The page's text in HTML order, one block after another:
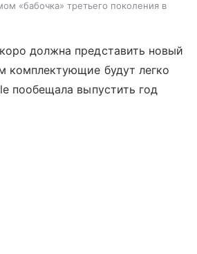
«бабочка» третьего поколения в
должна представить новый
комплектующие будут легко
пообещала выпустить год